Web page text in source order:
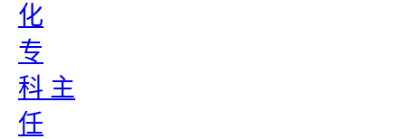
化
专
科 主
任